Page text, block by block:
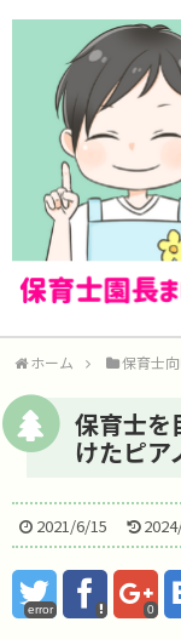
ホーム 保育士
保育士を
けたピア
2021/6/15
error 0